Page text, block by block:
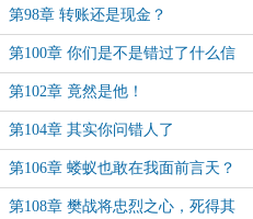
第98章 转账还是现金？
第100章 你们是不是错过了什么信
息？
第102章 竟然是他！
第104章 其实你问错人了
第106章 蝼蚁也敢在我面前言天？
第108章 樊战将忠烈之心，死得其